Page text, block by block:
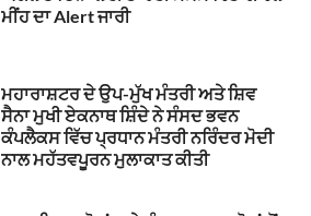
ਮੀਂਹ ਦਾ Alert ਜਾਰੀ
ਮਹਾਰਾਸ਼ਟਰ ਦੇ ਉਪ-ਮੁੱਖ ਮੰਤਰੀ ਅਤੇ ਸ਼ਿਵ
ਸੈਨਾ ਮੁਖੀ ਏਕਨਾਥ ਸ਼ਿੰਦੇ ਨੇ ਸੰਸਦ ਭਵਨ
ਕੰਪਲੈਕਸ ਵਿੱਚ ਪ੍ਰਧਾਨ ਮੰਤਰੀ ਨਰਿੰਦਰ ਮੋਦੀ
ਨਾਲ ਮਹੱਤਵਪੂਰਨ ਮੁਲਾਕਾਤ ਕੀਤੀ